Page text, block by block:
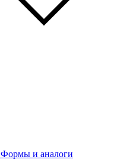
Формы и аналоги